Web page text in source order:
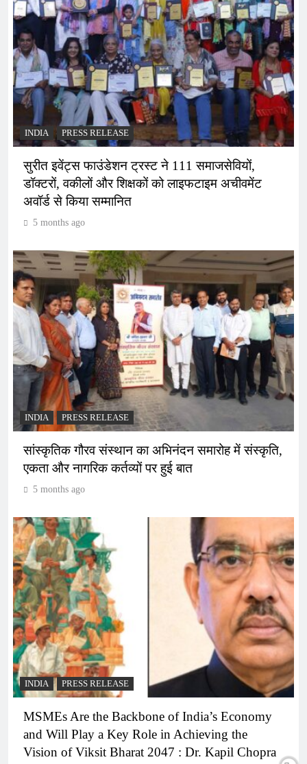
INDIA PRESS RELEASE
सुरीत इवेंट्स फाउंडेशन ट्रस्ट ने 111 समाजसेवियों,
डॉक्टरों, वकीलों और शिक्षकों को लाइफटाइम अचीवमेंट
अवॉर्ड से किया सम्मानित
5 months ago
INDIA PRESS RELEASE
सांस्कृतिक गौरव संस्थान का अभिनंदन समारोह में संस्कृति,
एकता और नागरिक कर्तव्यों पर हुई बात
5 months ago
INDIA PRESS RELEASE
MSMEs Are the Backbone of India’s Economy
and Will Play a Key Role in Achieving the
Vision of Viksit Bharat 2047 : Dr. Kapil Chopra